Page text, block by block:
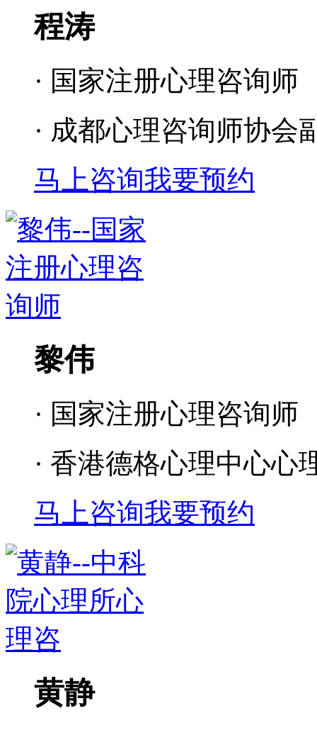
程涛
· 国家注册心理咨询师
· 成都心理咨询师协会
马上咨询我要预约
黎伟
· 国家注册心理咨询师
· 香港德格心理中心心
马上咨询我要预约
黄静